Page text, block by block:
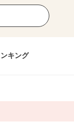
キング